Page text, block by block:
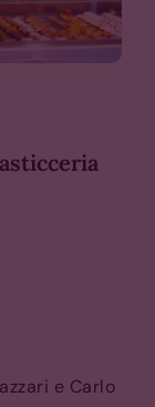
e Carlo